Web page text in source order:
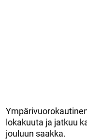
lokakuuta ja jatkuu
jouluun saakka.